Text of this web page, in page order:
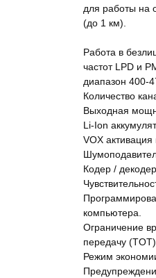
для работы на
(до 1 км).
Работа в
частот LPD и
диапазон 400-
Количество
Выходная
Li-Ion
VOX
Кодер /
компьютера.
Ограничение
передачу (TOT).
Режим